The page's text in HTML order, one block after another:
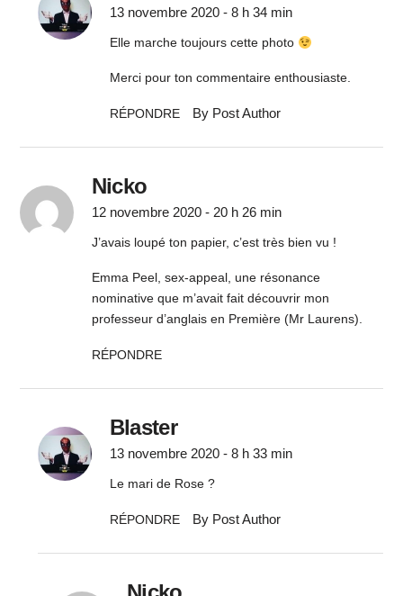
13 novembre 2020 - 8 h 34 min
Elle marche toujours cette photo
Merci pour ton commentaire enthousiaste.
RÉPONDRE By Post Author
Nicko
12 novembre 2020 - 20 h 26 min
J’avais loupé ton papier, c’est très bien vu !
Emma Peel, sex-appeal, une résonance
nominative que m’avait fait découvrir mon
professeur d’anglais en Première (Mr Laurens).
RÉPONDRE
Blaster
13 novembre 2020 - 8 h 33 min
Le mari de Rose ?
RÉPONDRE By Post Author